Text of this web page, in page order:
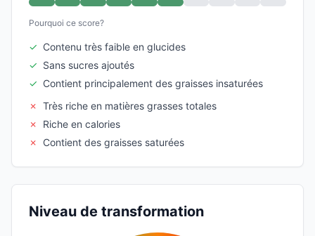
Pourquoi ce score?
✓ Contenu très faible en glucides
✓ Sans sucres ajoutés
✓ Contient principalement des graisses insaturées
✗ Très riche en matières grasses totales
✗
Riche en calories
✗
Contient des graisses saturées
Niveau de transformation